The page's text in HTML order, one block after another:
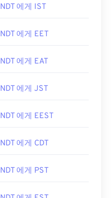
NDT 에게 IST
NDT 에게 EET
NDT 에게 EAT
NDT 에게 JST
NDT 에게 EEST
NDT 에게 CDT
NDT 에게 PST